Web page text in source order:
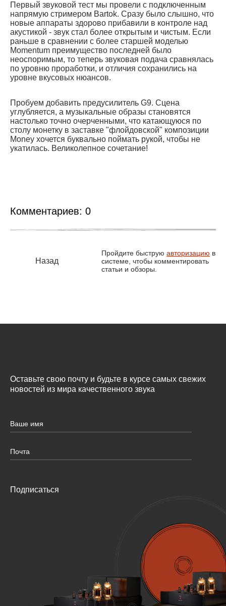
Первый звуковой тест мы провели с подключенным
напрямую стримером Bartok. Сразу было слышно, что
новые аппараты здорово прибавили в контроле над
акустикой - звук стал более открытым и чистым. Если
раньше в сравнении с более старшей моделью
Momentum преимущество последней было
неоспоримым, то теперь звуковая подача сравнялась
по уровню проработки, и отличия сохранились на
уровне вкусовых нюансов.
Пробуем добавить предусилитель G9. Сцена
углубляется, а музыкальные образы становятся
настолько точно очерченными, что катающуюся по
столу монетку в заставке "флойдовской" композиции
Money хочется буквально поймать рукой, чтобы не
укатилась. Великолепное сочетание!
Комментариев: 0
Назад
Пройдите быструюавторизацию в
системе, чтобы комментировать
статьи и обзоры.
Оставьте свою почту и будьте в курсе самых свежих
новостей из мира качественного звука
Подписаться